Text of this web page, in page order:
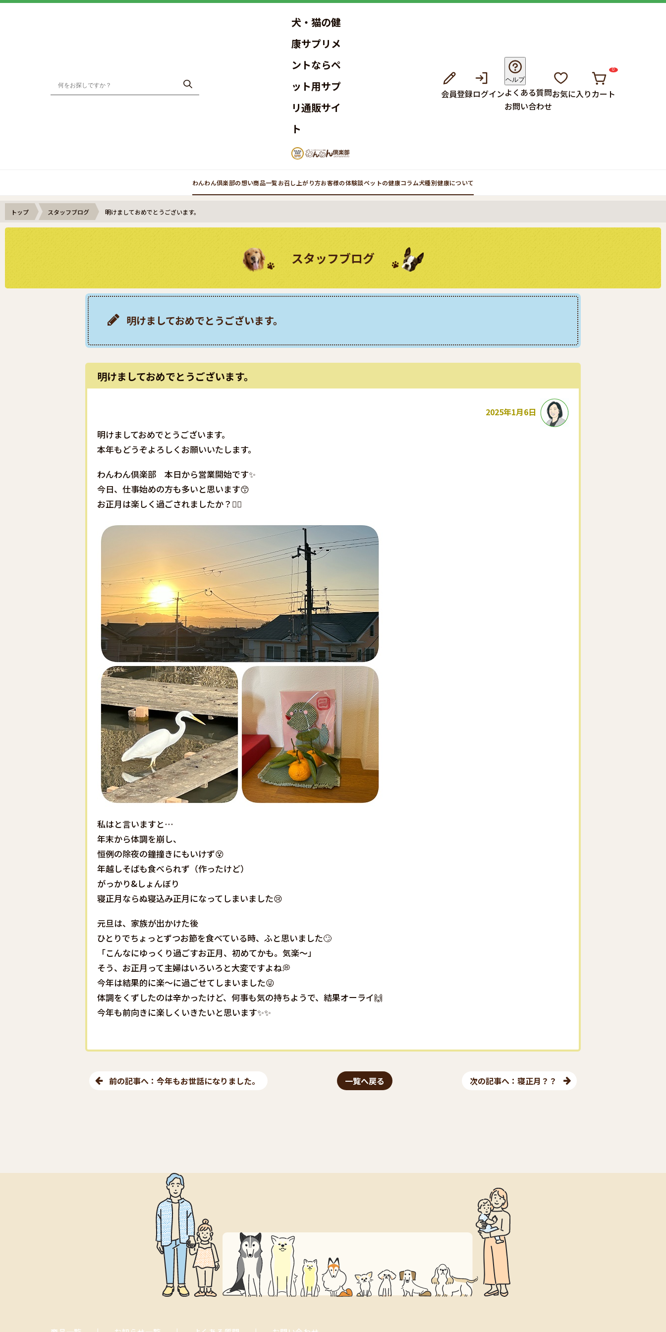
犬・猫の健
康サプリメ
ントならペ
ット用サプ
リ通販サイ
ト
会員登録ログイン
ヘルプ
よくある質問
お問い合わせ
お気に入りカート
0
わんわん倶楽部の想い商品一覧お召し上がり方お客様の体験談ペットの健康コラム犬種別健康について
トップ スタッフブログ 明けましておめでとうございます。
スタッフブログ
明けましておめでとうございます。
明けましておめでとうございます。
2025年1月6日
明けましておめでとうございます。
本年もどうぞよろしくお願いいたします。
わんわん倶楽部 本日から営業開始です✨
今日、仕事始めの方も多いと思います😙
お正月は楽しく過ごされましたか？🙋‍♀️
私はと言いますと…
年末から体調を崩し、
恒例の除夜の鐘撞きにもいけず😵
年越しそばも食べられず（作ったけど）
がっかり&しょんぼり
寝正月ならぬ寝込み正月になってしまいました😢
元旦は、家族が出かけた後
ひとりでちょっとずつお節を食べている時、ふと思いました🙄
「こんなにゆっくり過ごすお正月、初めてかも。気楽〜」
そう、お正月って主婦はいろいろと大変ですよね💭
今年は結果的に楽〜に過ごせてしまいました😜
体調をくずしたのは辛かったけど、何事も気の持ちようで、結果オーライ🙌
今年も前向きに楽しくいきたいと思います✨✨
前の記事へ：今年もお世話になりました。 一覧へ戻る 次の記事へ：寝正月？？